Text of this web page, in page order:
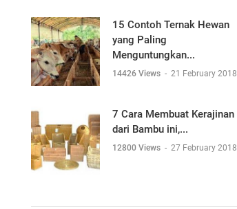
15 Contoh Ternak Hewan
yang Paling
Menguntungkan...
14426 Views - 21 February 2018
7 Cara Membuat Kerajinan
dari Bambu ini,...
12800 Views - 27 February 2018